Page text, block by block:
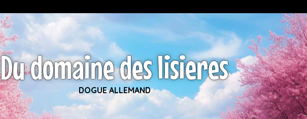
Du domaine des lisieres
DOGUE ALLEMAND